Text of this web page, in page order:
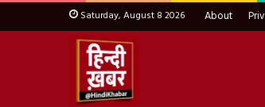
Saturday, August 8 2026 About